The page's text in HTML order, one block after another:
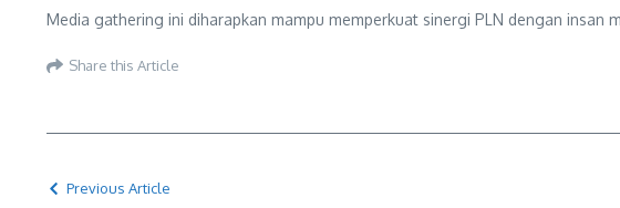
Media gathering ini diharapkan mampu memperkuat sinergi PLN dengan insan
Share this Article
Previous Article